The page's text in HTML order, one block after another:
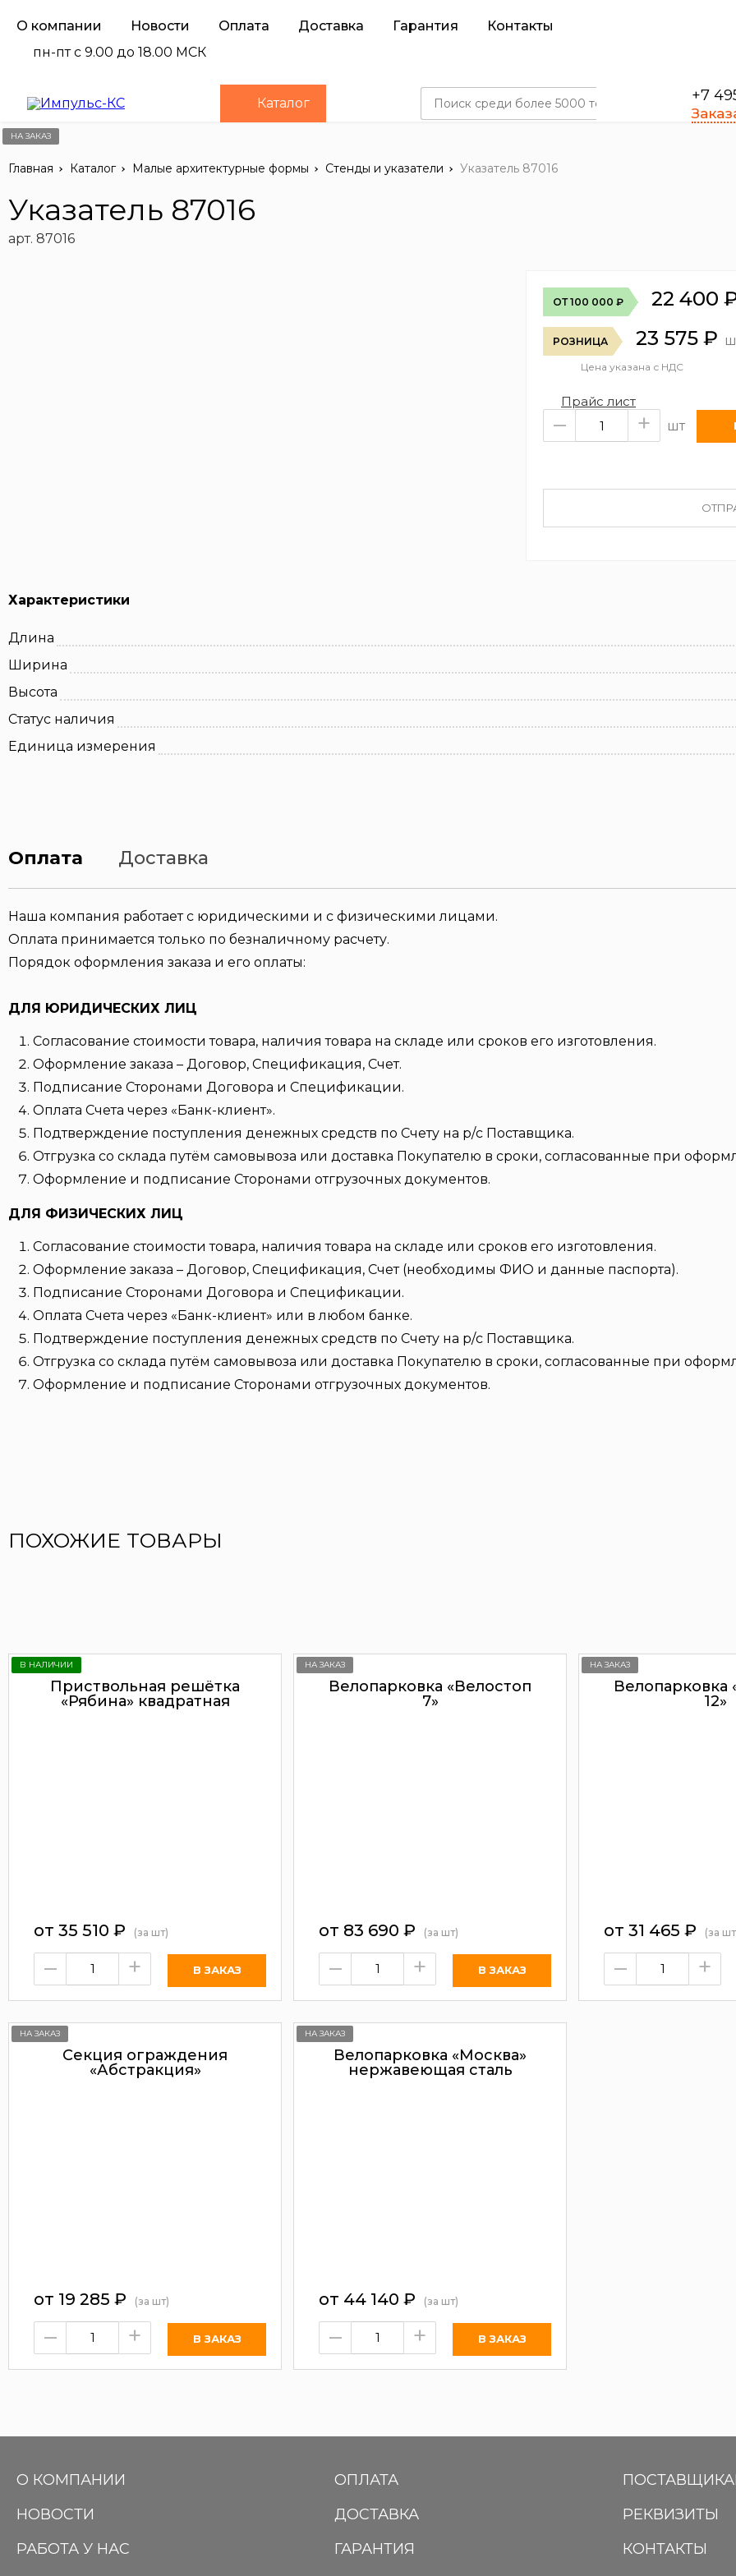
О компании Новости Оплата Доставка Гарантия
Контакты
пн-пт с 9.00 до 18.00 МСК
Каталог +7
Главная Каталог Малые архитектурные формы Стенды и указатели Указатель 87016
Указатель 87016
арт. 87016
НА ЗАКАЗ
Характеристики
Длина
Ширина
Высота
Статус наличия
Единица измерения
ОТ 100 000 ₽ 22 400
РОЗНИЦА 23 575 ₽
Цена указана с НДС
Прайс лист
– + шт
Оплата Доставка
Наша компания работает с юридическими и с физическими лицами.
Оплата принимается только по безналичному расчету.
Порядок оформления заказа и его оплаты:
ДЛЯ ЮРИДИЧЕСКИХ ЛИЦ
Согласование стоимости товара, наличия товара на складе или сроков его изготовления.
Оформление заказа – Договор, Спецификация, Счет.
Подписание Сторонами Договора и Спецификации.
Оплата Счета через «Банк-клиент».
Подтверждение поступления денежных средств по Счету на р/с Поставщика.
Отгрузка со склада путём самовывоза или доставка Покупателю в сроки, согласованные при
Оформление и подписание Сторонами отгрузочных документов.
ДЛЯ ФИЗИЧЕСКИХ ЛИЦ
Согласование стоимости товара, наличия товара на складе или сроков его изготовления.
Оформление заказа – Договор, Спецификация, Счет (необходимы ФИО и данные паспорта).
Подписание Сторонами Договора и Спецификации.
Оплата Счета через «Банк-клиент» или в любом банке.
Подтверждение поступления денежных средств по Счету на р/с Поставщика.
Отгрузка со склада путём самовывоза или доставка Покупателю в сроки, согласованные при
Оформление и подписание Сторонами отгрузочных документов.
ПОХОЖИЕ ТОВАРЫ
Приствольная решётка
«Рябина» квадратная
В НАЛИЧИИ
от 35 510 ₽ (за шт)
– +
Велопарковка «Велостоп
7»
НА ЗАКАЗ
от 83 690 ₽ (за шт)
– +
Велопарковка
12»
НА ЗАКАЗ
от 31 465 ₽ (за
– +
Секция ограждения
«Абстракция»
НА ЗАКАЗ
от 19 285 ₽ (за шт)
– +
Велопарковка «Москва»
нержавеющая сталь
НА ЗАКАЗ
от 44 140 ₽ (за шт)
– +
О КОМПАНИИ
НОВОСТИ
РАБОТА У НАС
ОПЛАТА
ДОСТАВКА
ГАРАНТИЯ
РЕКВИЗИТЫ
КОНТАКТЫ